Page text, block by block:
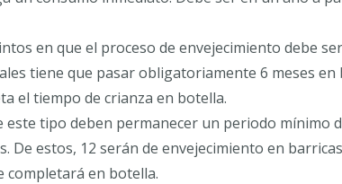
en que el proceso de envejecimiento debe
tiene que pasar obligatoriamente 6 meses en
el tiempo de crianza en botella.
este tipo deben permanecer un periodo mínimo
De estos, 12 serán de envejecimiento en
completará en botella.